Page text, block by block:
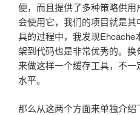
便，而且提供了多种策略供
会使用它，我们的项目就是
具的过程中，我发现
架到代码也是非常优秀的。
来做这样一个缓存工具，不
水平。
那么从这两个方面来单独介